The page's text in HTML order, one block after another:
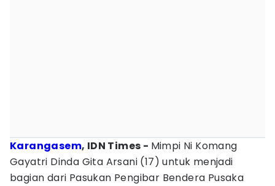
Karangasem, IDN Times - Mimpi Ni Komang
Gayatri Dinda Gita Arsani (17) untuk menjadi
bagian dari Pasukan Pengibar Bendera Pusaka